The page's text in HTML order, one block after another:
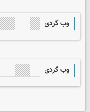
وب گردی
وب گردی